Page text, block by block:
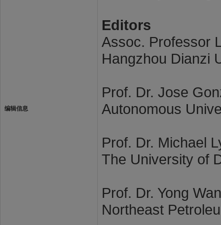
编辑信息
Editors
Assoc. Professor
Hangzhou Dianzi
Prof. Dr. Jose
Autonomous
Prof. Dr. Michael
The University of
Prof. Dr. Yong
Northeast